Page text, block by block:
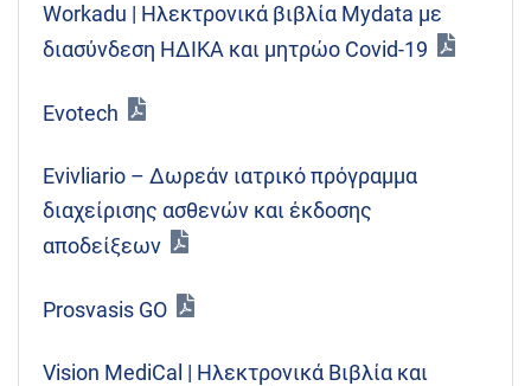
Workadu | Ηλεκτρονικά βιβλία Mydata με
διασύνδεση HΔΙΚΑ και μητρώο Covid-19
Evotech
Evivliario – Δωρεάν ιατρικό πρόγραμμα
διαχείρισης ασθενών και έκδοσης
αποδείξεων
Prosvasis GO
Vision MediCal | Ηλεκτρονικά Βιβλία και